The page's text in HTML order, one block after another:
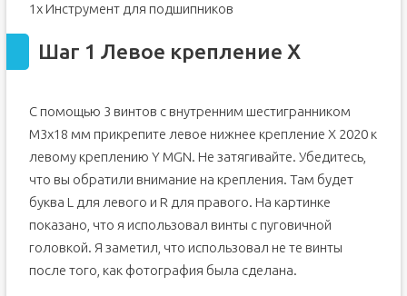
1x Инструмент для подшипников
Шаг 1 Левое крепление X
С помощью 3 винтов с внутренним шестигранником
M3x18 мм прикрепите левое нижнее крепление X 2020 к
левому креплению Y MGN. Не затягивайте. Убедитесь,
что вы обратили внимание на крепления. Там будет
буква L для левого и R для правого. На картинке
показано, что я использовал винты с пуговичной
головкой. Я заметил, что использовал не те винты
после того, как фотография была сделана.